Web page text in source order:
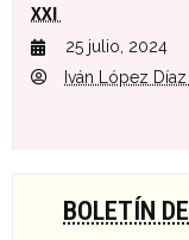
XXI
25 julio, 2024
Iván López Díaz
BOLETÍN